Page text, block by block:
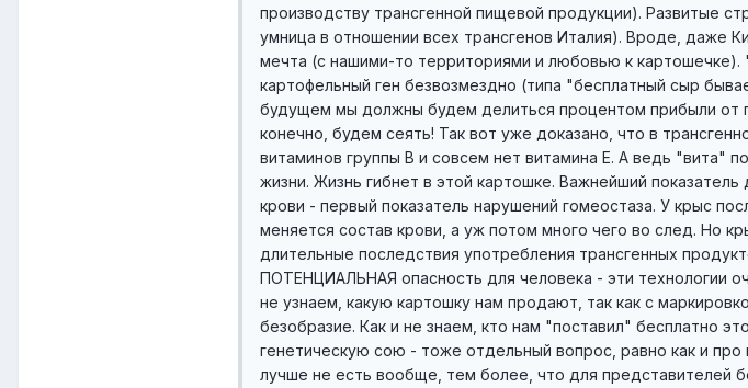
производству трансгенной пищевой продукции). Развитые
умница в отношении всех трансгенов Италия). Вроде, даже
мечта (с нашими-то территориями и любовью к картошечке).
картофельный ген безвозмездно (типа "бесплатный сыр
будущем мы должны будем делиться процентом прибыли от
конечно, будем сеять! Так вот уже доказано, что в
витаминов группы В и совсем нет витамина Е. А ведь "вита"
жизни. Жизнь гибнет в этой картошке. Важнейший показатель
крови - первый показатель нарушений гомеостаза. У крыс
меняется состав крови, а уж потом много чего во след. Но
длительные последствия употребления трансгенных
ПОТЕНЦИАЛЬНАЯ опасность для человека - эти технологии
не узнаем, какую картошку нам продают, так как с
безобразие. Как и не знаем, кто нам "поставил" бесплатно
генетическую сою - тоже отдельный вопрос, равно как и про
лучше не есть вообще, тем более, что для представителей